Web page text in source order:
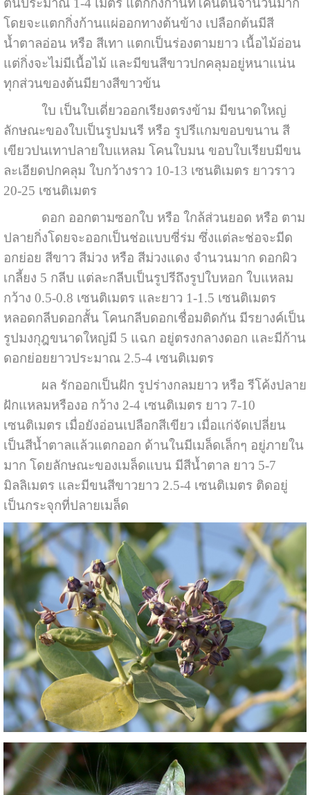
ต้นประมาณ 1-4 เมตร แตกกิ่งก้านที่โคนต้นจำนวนมาก
โดยจะแตกกิ่งก้านแผ่ออกทางต้นข้าง เปลือกต้นมีสี
น้ำตาลอ่อน หรือ สีเทา แตกเป็นร่องตามยาว เนื้อไม้อ่อน
แต่กิ่งจะไม่มีเนื้อไม้ และมีขนสีขาวปกคลุมอยู่หนาแน่น
ทุกส่วนของต้นมียางสีขาวข้น
ใบ เป็นใบเดี่ยวออกเรียงตรงข้าม มีขนาดใหญ่
ลักษณะของใบเป็นรูปมนรี หรือ รูปรีแกมขอบขนาน สี
เขียวปนเทาปลายใบแหลม โคนใบมน ขอบใบเรียบมีขน
ละเอียดปกคลุม ใบกว้างราว 10-13 เซนติเมตร ยาวราว
20-25 เซนติเมตร
ดอก ออกตามซอกใบ หรือ ใกล้ส่วนยอด หรือ ตาม
ปลายกิ่งโดยจะออกเป็นช่อแบบซี่ร่ม ซึ่งแต่ละช่อจะมีด
อกย่อย สีขาว สีม่วง หรือ สีม่วงแดง จำนวนมาก ดอกผิว
เกลี้ยง 5 กลีบ แต่ละกลีบเป็นรูปรีถึงรูปใบหอก ใบแหลม
กว้าง 0.5-0.8 เซนติเมตร และยาว 1-1.5 เซนติเมตร
หลอดกลีบดอกสั้น โคนกลีบดอกเชื่อมติดกัน มีรยางค์เป็น
รูปมงกุฎขนาดใหญ่มี 5 แฉก อยู่ตรงกลางดอก และมีก้าน
ดอกย่อยยาวประมาณ 2.5-4 เซนติเมตร
ผล รักออกเป็นฝัก รูปร่างกลมยาว หรือ รีโค้งปลาย
ฝักแหลมหรืองอ กว้าง 2-4 เซนติเมตร ยาว 7-10
เซนติเมตร เมื่อยังอ่อนเปลือกสีเขียว เมื่อแก่จัดเปลี่ยน
เป็นสีน้ำตาลแล้วแตกออก ด้านในมีเมล็ดเล็กๆ อยู่ภายใน
มาก โดยลักษณะของเมล็ดแบน มีสีน้ำตาล ยาว 5-7
มิลลิเมตร และมีขนสีขาวยาว 2.5-4 เซนติเมตร ติดอยู่
เป็นกระจุกที่ปลายเมล็ด